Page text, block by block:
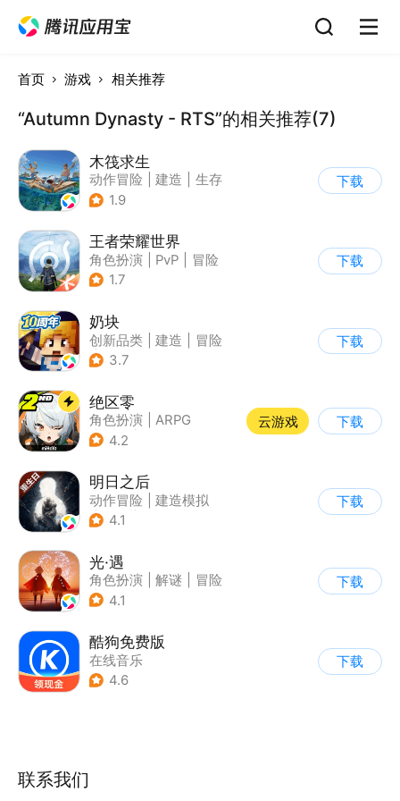
首页 游戏 相关推荐
“Autumn Dynasty - RTS”的相关推荐(7)
木筏求生
动作冒险 建造
生存
| 写实
1.9
下载
王者荣耀世界
角色扮演 PvP
冒险
| 开放世界
1.7
下载
奶块
创新品类 建造
冒险
| 开放世界
3.7
下载
绝区零
角色扮演
ARPG
| 冒险
4.2
云游戏 下载
明日之后
动作冒险
建造模拟
| 丧尸
4.1
下载
光·遇
角色扮演 解谜
冒险
| 开放世界
4.1
下载
酷狗免费版
在线音乐
4.6
下载
联系我们